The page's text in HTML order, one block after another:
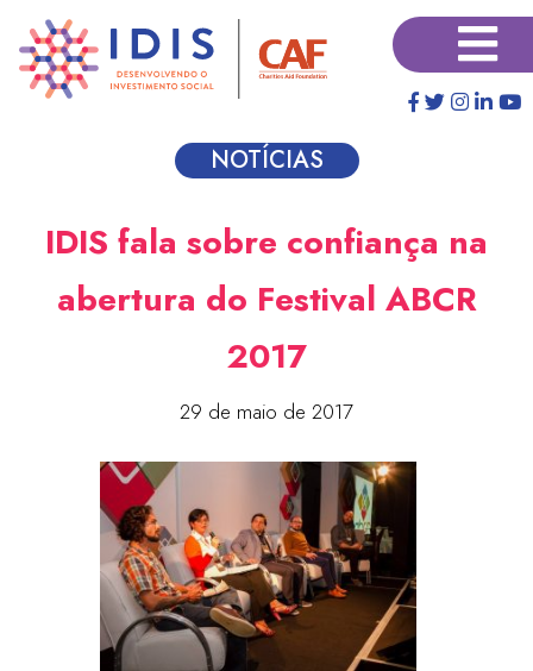
para
conteúdo
×
NOTÍCIAS
IDIS fala sobre confiança na
abertura do Festival ABCR
2017
29 de maio de 2017